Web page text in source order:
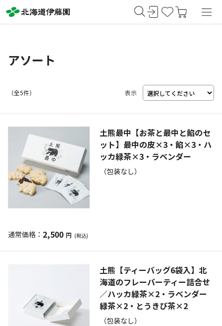
アソート
表示
（ 5件）
土熊最中【お茶と最中と餡のセ
ット】最中の皮×3・餡×3・ハ
ッカ緑茶×3・ラベンダー
（包装なし）
2,500 円 (税込)
土熊【ティーバッグ6袋入】北
海道のフレーバーティー詰合せ
／ハッカ緑茶×2・ラベンダー
緑茶×2・とうきび茶×2
（包装なし）